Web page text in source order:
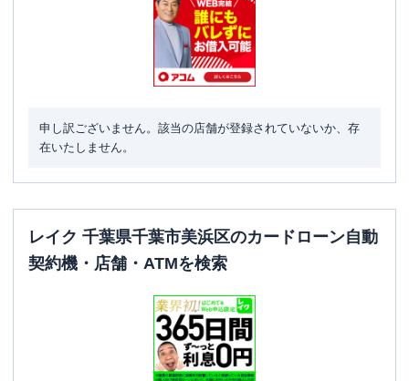
申し訳ございません。該当の店舗が登録されていないか、存
在いたしません。
レイク 千葉県千葉市美浜区のカードローン自動
契約機・店舗・ATMを検索